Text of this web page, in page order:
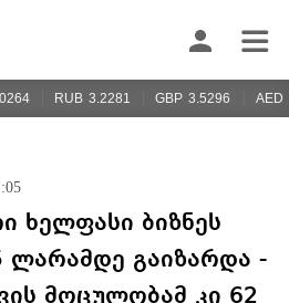
RUB 3.2281 GBP 3.5296 AED
ხელფასი ბიზნეს
ლარამდე გაიზარდა -
მოცულობამ კი 62